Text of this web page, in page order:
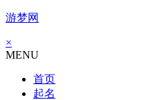
游梦网
×
MENU
首页
起名